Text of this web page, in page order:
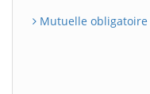
Mutuelle